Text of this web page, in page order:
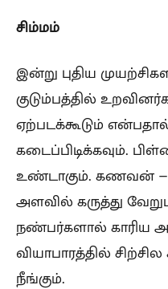
சிம்மம்
இன்று புதிய
குடும்பத்தில்
ஏற்படக்கூடும்
கடைப்பிடிக்கவும்.
உண்டாகும். கணவன் –
அளவில் கருத்து
நண்பர்களால் காரிய
வியாபாரத்தில்
நீங்கும்.